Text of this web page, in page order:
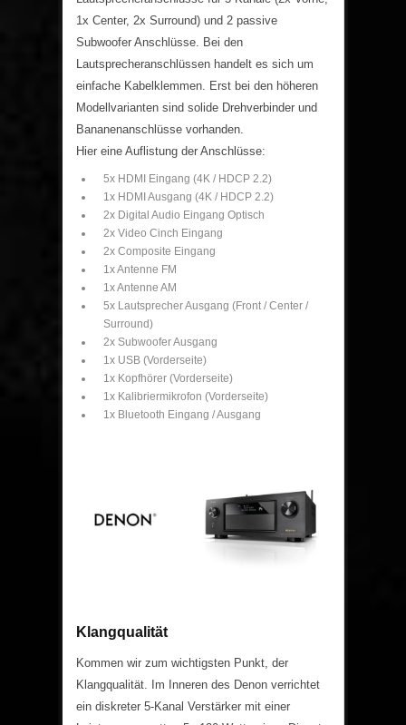
1x Center, 2x Surround) und 2 passive
Subwoofer Anschlüsse. Bei den
Lautsprecheranschlüssen handelt es sich um
einfache Kabelklemmen. Erst bei den höheren
Modellvarianten sind solide Drehverbinder und
Bananenanschlüsse vorhanden.
Hier eine Auflistung der Anschlüsse:
5x HDMI Eingang (4K / HDCP 2.2)
1x HDMI Ausgang (4K / HDCP 2.2)
2x Digital Audio Eingang Optisch
2x Video Cinch Eingang
2x Composite Eingang
1x Antenne FM
1x Antenne AM
5x Lautsprecher Ausgang (Front / Center /
Surround)
2x Subwoofer Ausgang
1x USB (Vorderseite)
1x Kopfhörer (Vorderseite)
1x Kalibriermikrofon (Vorderseite)
1x Bluetooth Eingang / Ausgang
Klangqualität
Kommen wir zum wichtigsten Punkt, der
Klangqualität. Im Inneren des Denon verrichtet
ein diskreter 5-Kanal Verstärker mit einer